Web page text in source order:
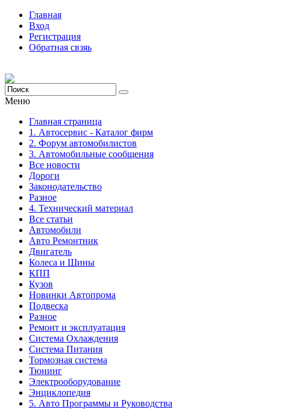
Главная
Вход
Регистрация
Обратная свзяь
Меню
Главная страница
1. Автосервис - Каталог фирм
2. Форум автомобилистов
3. Автомобильные сообщения
Все новости
Дороги
Законодательство
Разное
4. Технический материал
Все статьи
Автомобили
Авто Ремонтник
Двигатель
Колеса и Шины
КПП
Кузов
Новинки Автопрома
Подвеска
Разное
Ремонт и эксплуатация
Система Охлаждения
Система Питания
Тормозная система
Тюнинг
Электрооборудование
Энциклопедия
5. Авто Программы и Руководства